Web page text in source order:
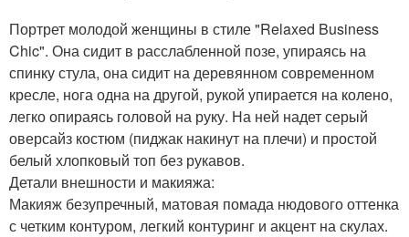
Портрет молодой женщины в стиле "Relaxed Business
Chic". Она сидит в расслабленной позе, упираясь на
спинку стула, она сидит на деревянном современном
кресле, нога одна на другой, рукой упирается на колено,
легко опираясь головой на руку. На ней надет серый
оверсайз костюм (пиджак накинут на плечи) и простой
белый хлопковый топ без рукавов.
Детали внешности и макияжа:
Макияж безупречный, матовая помада нюдового оттенка
с четким контуром, легкий контуринг и акцент на скулах.